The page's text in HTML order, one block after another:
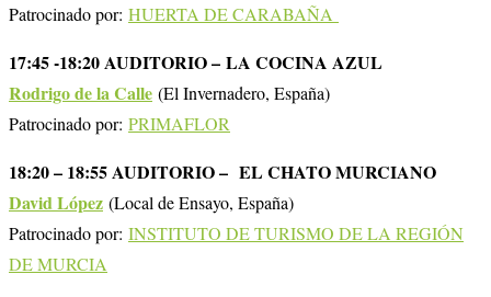
Patrocinado por: HUERTA DE CARABAÑA
17:45 -18:20 AUDITORIO – LA COCINA AZUL
Rodrigo de la Calle (El Invernadero, España)
Patrocinado por: PRIMAFLOR
18:20 – 18:55 AUDITORIO – EL CHATO MURCIANO
David López (Local de Ensayo, España)
Patrocinado por: INSTITUTO DE TURISMO DE LA REGIÓN
DE MURCIA